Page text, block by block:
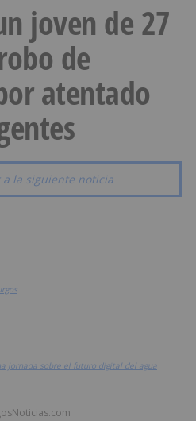
joven de 27
de
atentado
a la siguiente noticia
jornada sobre el futuro digital del agua